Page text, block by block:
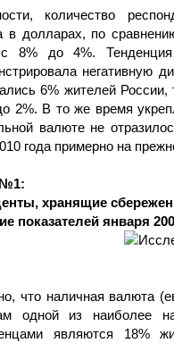
количество
в долларах, по
8% до 4%.
негативную
6% жителей России,
2%. В то же время
валюте не
года примерно на
хранящие
показателей января
что наличная валюта
одной из наиболее
являются 18%